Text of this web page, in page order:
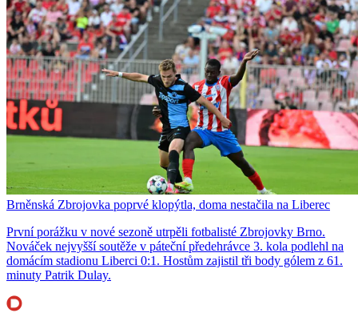
Brněnská Zbrojovka poprvé klopýtla, doma nestačila na Liberec
První porážku v nové sezoně utrpěli fotbalisté Zbrojovky Brno.
Nováček nejvyšší soutěže v páteční předehrávce 3. kola podlehl na
domácím stadionu Liberci 0:1. Hostům zajistil tři body gólem z 61.
minuty Patrik Dulay.